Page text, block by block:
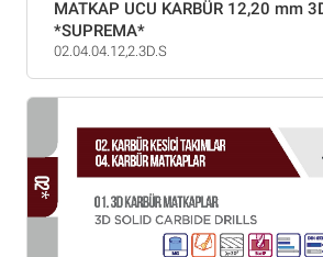
MATKAP UCU KARBÜR 12,20 mm
*SUPREMA*
02.04.04.12,2.3D.S